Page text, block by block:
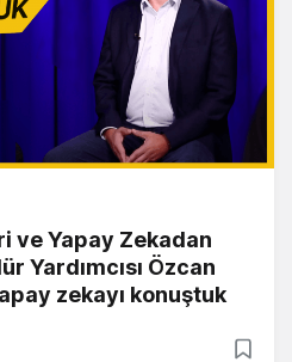
ve Yapay Zekadan
Yardımcısı Özcan
zekayı konuştuk